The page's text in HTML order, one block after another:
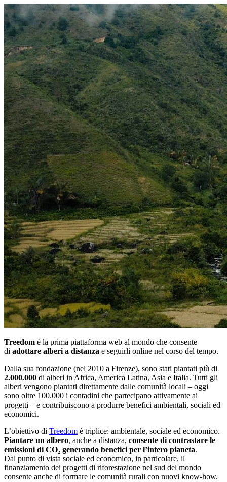
Treedom è la prima piattaforma web al mondo che consente
di adottare alberi a distanza e seguirli online nel corso del tempo.
Dalla sua fondazione (nel 2010 a Firenze), sono stati piantati più di
2.000.000 di alberi in Africa, America Latina, Asia e Italia. Tutti gli
alberi vengono piantati direttamente dalle comunità locali – oggi
sono oltre 100.000 i contadini che partecipano attivamente ai
progetti – e contribuiscono a produrre benefici ambientali, sociali ed
economici.
L’obiettivo di Treedom è triplice: ambientale, sociale ed economico.
Piantare un albero, anche a distanza, consente di contrastare le
emissioni di CO₂ generando benefici per l’intero pianeta.
Dal punto di vista sociale ed economico, in particolare, il
finanziamento dei progetti di riforestazione nel sud del mondo
consente anche di formare le comunità rurali con nuovi know-how.